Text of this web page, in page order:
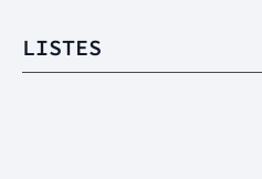
LISTES